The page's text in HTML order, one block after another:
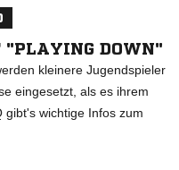
"PLAYING DOWN"
kleinere Jugendspieler
eingesetzt, als es ihrem
gibt's wichtige Infos zum